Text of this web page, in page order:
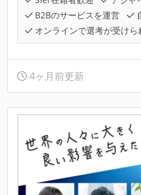
B2Bのサービスを運営
オンラインで選考が受けら
4ヶ月前更新